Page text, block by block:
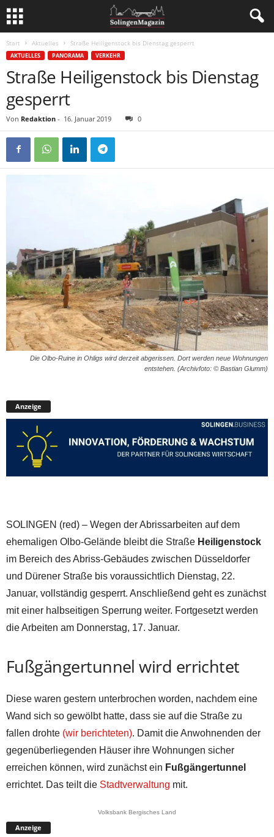
Start Aktuelles Straße Heiligenstock bis Dienstag gesperrt
AKTUELLES PANORAMA VERKEHR
Straße Heiligenstock bis Dienstag
gesperrt
Von Redaktion - 16. Januar 2019 0
Die Olbo-Ruine in Ohligs wird derzeit abgerissen. Dort werden neue Wohnungen
entstehen. (Archivfoto: © Bastian Glumm)
Anzeige
SOLINGEN (red) – Wegen der Abrissarbeiten auf dem
ehemaligen Olbo-Gelände bleibt die Straße Heiligenstock
im Bereich des Abriss-Gebäudes zwischen Düsseldorfer
und Dürener Straße bis voraussichtlich Dienstag, 22.
Januar, vollständig gesperrt. Anschließend geht es zunächst
mit einer halbseitigen Sperrung weiter. Fortgesetzt werden
die Arbeiten am Donnerstag, 17. Januar.
Fußgängertunnel wird errichtet
Diese waren gestern unterbrochen worden, nachdem eine
Wand sich so gewölbt hatte, dass sie auf die Straße zu
fallen drohte (wir berichteten). Damit die Anwohnenden der
gegenüberliegenden Häuser ihre Wohnungen sicher
erreichen können, wird zunächst ein Fußgängertunnel
errichtet. Das teilt die Stadtverwaltung mit.
Volksbank Bergisches Land
Anzeige